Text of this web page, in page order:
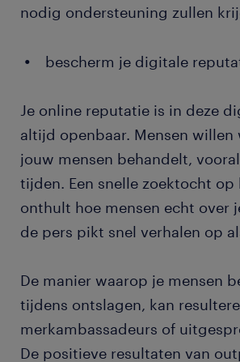
nodig ondersteuning zullen
bescherm je digitale
Je online reputatie is in deze
altijd openbaar. Mensen willen
jouw mensen behandelt,
tijden. Een snelle zoektocht
onthult hoe mensen echt over
de pers pikt snel verhalen op
De manier waarop je mensen
tijdens ontslagen, kan
merkambassadeurs of
De positieve resultaten van